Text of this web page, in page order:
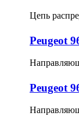
Цепь
Peugeot
Peugeot